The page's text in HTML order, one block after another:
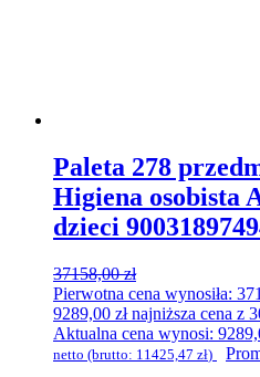
Paleta 278
Higiena osobista
dzieci
37158,00zł
Pierwotna cena wynosiła:
9289,00 złnajniższa cena z
Aktualna cena wynosi:
netto (brutto: 11425,47 zł)